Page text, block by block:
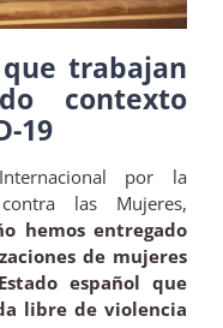
trabajan
contexto
19
por la
las Mujeres,
hemos entregado
de mujeres
español que
libre de violencia